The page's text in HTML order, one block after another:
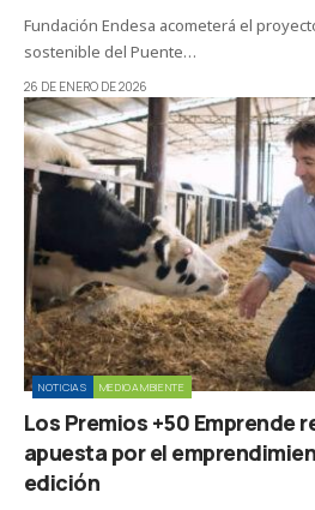
Fundación Endesa acometerá el
sostenible del Puente…
26 DE ENERO DE 2026
NOTICIAS MEDIOAMBIENTE
Los Premios +50 Emprende
apuesta por el
edición